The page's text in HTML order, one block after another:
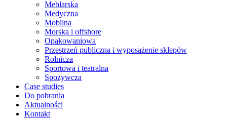
Meblarska
Medyczna
Mobilna
Morska i offshore
Opakowaniowa
Przestrzeń publiczna i wyposażenie sklepów
Rolnicza
Sportowa i teatralna
Spożywcza
Case studies
Do pobrania
Aktualności
Kontakt